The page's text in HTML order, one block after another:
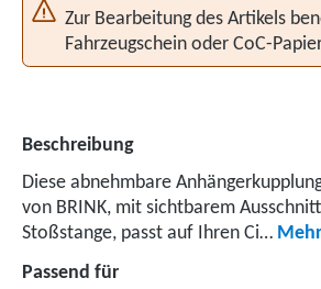
Zur Bearbeitung des Artikels
Fahrzeugschein oder CoC-
Beschreibung
Diese abnehmbare
von BRINK, mit sichtbarem
Stoßstange, passt auf Ihren Ci… Mehr
Passend für